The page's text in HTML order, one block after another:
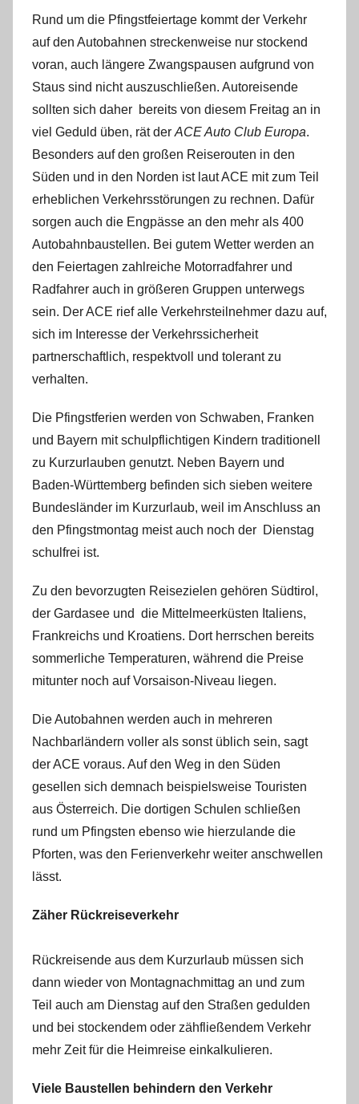
Rund um die Pfingstfeiertage kommt der Verkehr
auf den Autobahnen streckenweise nur stockend
voran, auch längere Zwangspausen aufgrund von
Staus sind nicht auszuschließen. Autoreisende
sollten sich daher bereits von diesem Freitag an in
viel Geduld üben, rät der ACE Auto Club Europa.
Besonders auf den großen Reiserouten in den
Süden und in den Norden ist laut ACE mit zum Teil
erheblichen Verkehrsstörungen zu rechnen. Dafür
sorgen auch die Engpässe an den mehr als 400
Autobahnbaustellen. Bei gutem Wetter werden an
den Feiertagen zahlreiche Motorradfahrer und
Radfahrer auch in größeren Gruppen unterwegs
sein. Der ACE rief alle Verkehrsteilnehmer dazu auf,
sich im Interesse der Verkehrssicherheit
partnerschaftlich, respektvoll und tolerant zu
verhalten.
Die Pfingstferien werden von Schwaben, Franken
und Bayern mit schulpflichtigen Kindern traditionell
zu Kurzurlauben genutzt. Neben Bayern und
Baden-Württemberg befinden sich sieben weitere
Bundesländer im Kurzurlaub, weil im Anschluss an
den Pfingstmontag meist auch noch der Dienstag
schulfrei ist.
Zu den bevorzugten Reisezielen gehören Südtirol,
der Gardasee und die Mittelmeerküsten Italiens,
Frankreichs und Kroatiens. Dort herrschen bereits
sommerliche Temperaturen, während die Preise
mitunter noch auf Vorsaison-Niveau liegen.
Die Autobahnen werden auch in mehreren
Nachbarländern voller als sonst üblich sein, sagt
der ACE voraus. Auf den Weg in den Süden
gesellen sich demnach beispielsweise Touristen
aus Österreich. Die dortigen Schulen schließen
rund um Pfingsten ebenso wie hierzulande die
Pforten, was den Ferienverkehr weiter anschwellen
lässt.
Zäher Rückreiseverkehr
Rückreisende aus dem Kurzurlaub müssen sich
dann wieder von Montagnachmittag an und zum
Teil auch am Dienstag auf den Straßen gedulden
und bei stockendem oder zähfließendem Verkehr
mehr Zeit für die Heimreise einkalkulieren.
Viele Baustellen behindern den Verkehr